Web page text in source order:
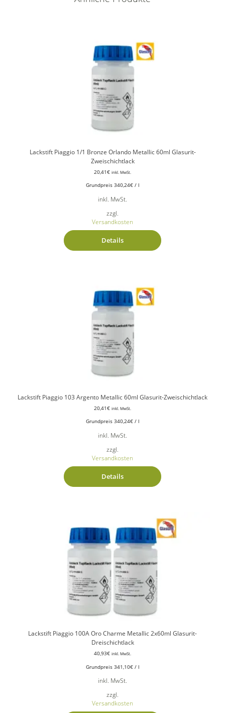
Lackstift Piaggio 1/1 Bronze Orlando Metallic 60ml Glasurit-
Zweischichtlack
20,41€ inkl. MwSt.
Grundpreis 340,24€/ l
inkl. MwSt.
zzgl.
Versandkosten
Details
Lackstift Piaggio 103 Argento Metallic 60ml Glasurit-Zweischichtlack
20,41€ inkl. MwSt.
Grundpreis 340,24€/ l
inkl. MwSt.
zzgl.
Versandkosten
Details
Lackstift Piaggio 100A Oro Charme Metallic 2x60ml Glasurit-
Dreischichtlack
40,93€ inkl. MwSt.
Grundpreis 341,10€/ l
inkl. MwSt.
zzgl.
Versandkosten